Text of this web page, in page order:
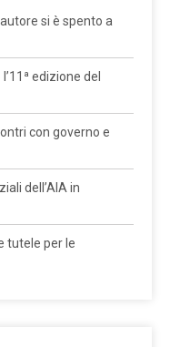
si è spento a
edizione del
con governo e
dell’AIA in
tutele per le